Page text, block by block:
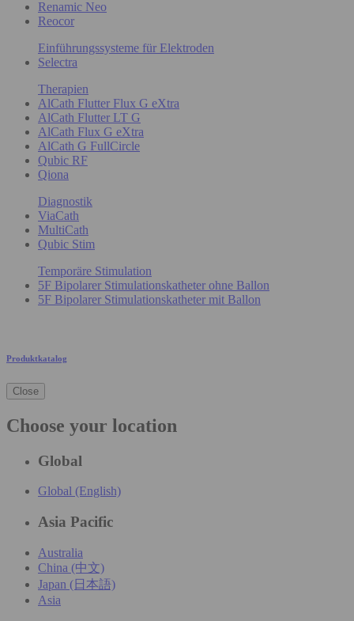
Renamic Neo
Reocor
Einführungssysteme für Elektroden
Selectra
Therapien
AlCath Flutter Flux G eXtra
AlCath Flutter LT G
AlCath Flux G eXtra
AlCath G FullCircle
Qubic RF
Qiona
Diagnostik
ViaCath
MultiCath
Qubic Stim
Temporäre Stimulation
5F Bipolarer Stimulationskatheter ohne Ballon
5F Bipolarer Stimulationskatheter mit Ballon
Produktkatalog
Close
Choose your location
Global
Global (English)
Asia Pacific
Australia
China (中文)
Japan (日本語)
Asia